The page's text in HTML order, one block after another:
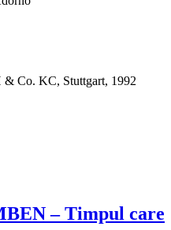
Co. KC, Stuttgart, 1992
– Timpul care